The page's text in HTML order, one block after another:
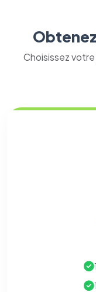
Choisissez
Cookies
Nécessaires au
mémorisation de